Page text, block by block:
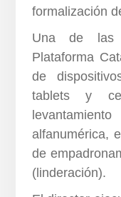
formalización
Una de las
Plataforma
de
tablets y
alfanumérica,
de
(linderación).